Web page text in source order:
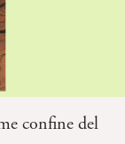
confine del